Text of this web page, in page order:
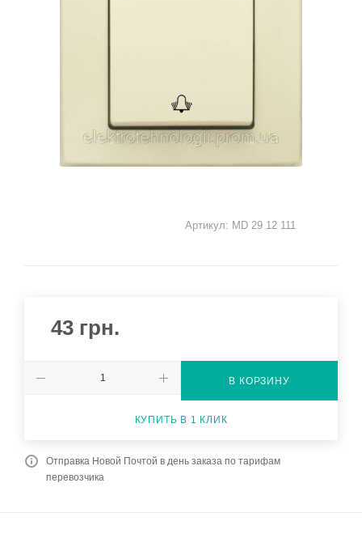
Артикул: MD 29 12 111
43 грн.
В КОРЗИНУ
КУПИТЬ В 1 КЛИК
Отправка Новой Почтой в день заказа по тарифам
перевозчика